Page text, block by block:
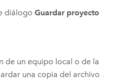
diálogo Guardar proyecto
de un equipo local o de la
una copia del archivo